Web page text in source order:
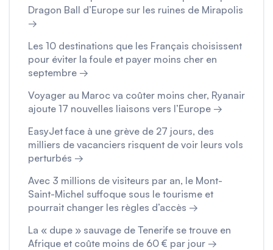
Dragon Ball d’Europe sur les ruines de Mirapolis
→
Les 10 destinations que les Français choisissent
pour éviter la foule et payer moins cher en
septembre →
Voyager au Maroc va coûter moins cher, Ryanair
ajoute 17 nouvelles liaisons vers l’Europe →
EasyJet face à une grève de 27 jours, des
milliers de vacanciers risquent de voir leurs vols
perturbés →
Avec 3 millions de visiteurs par an, le Mont-
Saint-Michel suffoque sous le tourisme et
pourrait changer les règles d’accès →
La « dupe » sauvage de Tenerife se trouve en
Afrique et coûte moins de 60 € par jour →